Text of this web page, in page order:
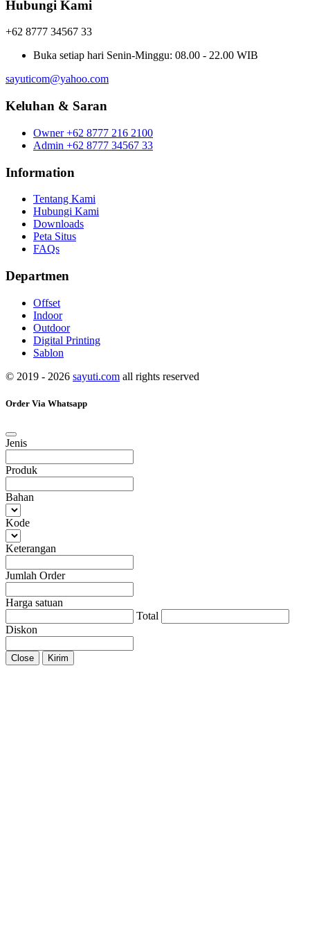
Hubungi Kami
+62 8777 34567 33
Buka setiap hari Senin-Minggu: 08.00 - 22.00 WIB
sayuticom@yahoo.com
Keluhan & Saran
Owner +62 8777 216 2100
Admin +62 8777 34567 33
Information
Tentang Kami
Hubungi Kami
Downloads
Peta Situs
FAQs
Departmen
Offset
Indoor
Outdoor
Digital Printing
Sablon
© 2019 - 2026 sayuti.com all rights reserved
Order Via Whatsapp
Jenis
Produk
Bahan
Kode
Keterangan
Jumlah Order
Harga satuan
Total
Diskon
Close Kirim